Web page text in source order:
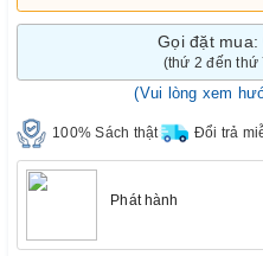
Gọi đặt mua:
(thứ 2 đến thứ
(Vui lòng xem
100% Sách thật Đổi trả
Phát hành